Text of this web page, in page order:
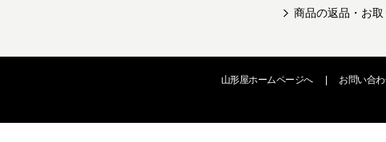
商品の返品・お
山形屋ホームページへ | お問い合